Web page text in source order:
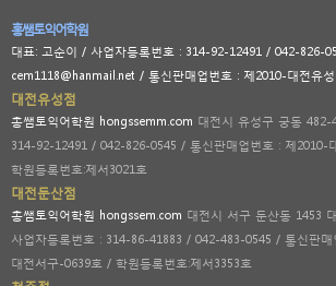
홍쌤토익어학원
대표: 고순이 / 사업자등록번호 : 314-92-12491 / 042-826-
cem1118@hanmail.net / 통신판매업번호 : 제2010-대전유
대전유성점
홍쌤토익어학원 hongssemm.com 대전시 유성구 궁동
314-92-12491 / 042-826-0545 / 통신판매업번호 : 제2010-
학원등록번호:제서3021호
대전둔산점
홍쌤토익어학원 hongssem.com 대전시 서구 둔산동 1453
사업자등록번호 : 314-86-41883 / 042-483-0545 / 통신판매
대전서구-0639호 / 학원등록번호:제서3353호